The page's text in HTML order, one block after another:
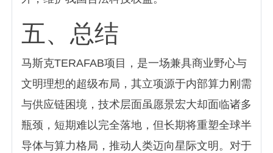
五、总结
马斯克TERAFAB项目，是一场兼具商业野心与
文明理想的超级布局，其立项源于内部算力刚需
与供应链困境，技术层面虽愿景宏大却面临诸多
瓶颈，短期难以完全落地，但长期将重塑全球半
导体与算力格局，推动人类迈向星际文明。对于